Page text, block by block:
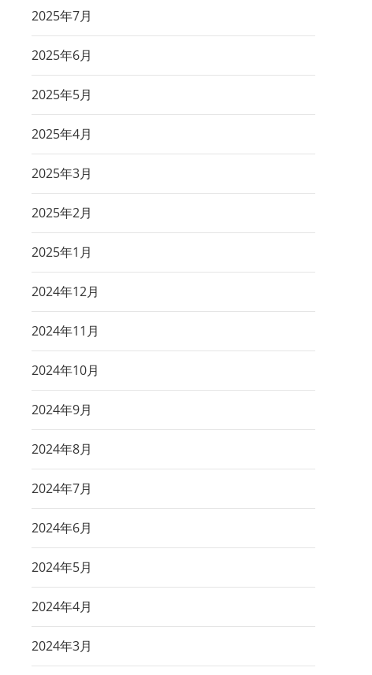
2025年7月
2025年6月
2025年5月
2025年4月
2025年3月
2025年2月
2025年1月
2024年12月
2024年11月
2024年10月
2024年9月
2024年8月
2024年7月
2024年6月
2024年5月
2024年4月
2024年3月